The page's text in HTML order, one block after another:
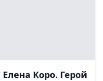
Коро. Герой